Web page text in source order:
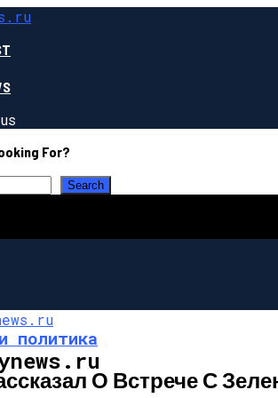
For?
политика
О Встрече С